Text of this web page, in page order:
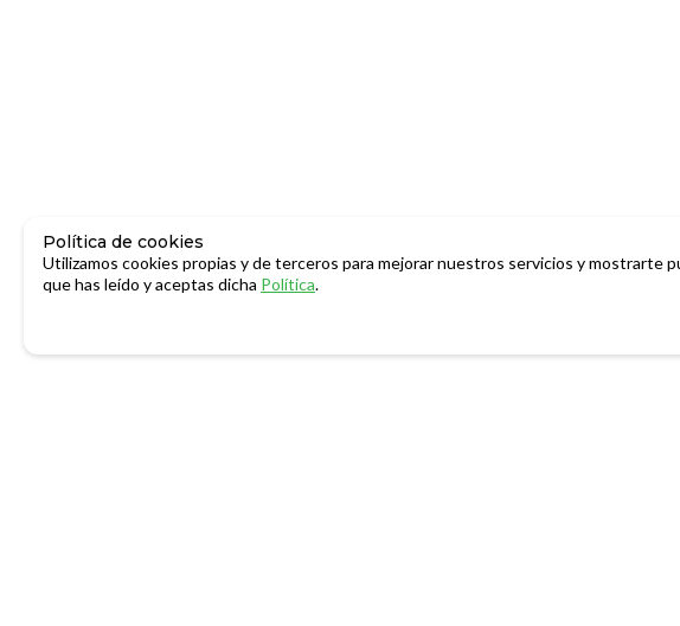
Política de cookies
Utilizamos cookies propias y de terceros para mejorar nuestros servicios y mostrarte
que has leído y aceptas dicha Política.